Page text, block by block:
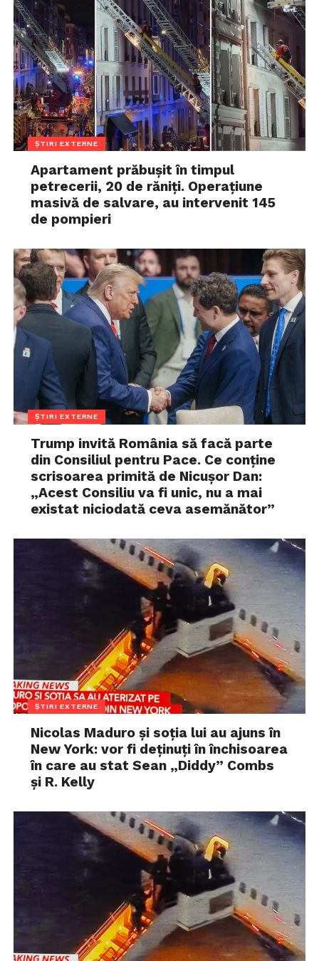
ȘTIRI EXTERNE
Apartament prăbușit în timpul
petrecerii, 20 de răniți. Operațiune
masivă de salvare, au intervenit 145
de pompieri
ȘTIRI EXTERNE
Trump invită România să facă parte
din Consiliul pentru Pace. Ce conține
scrisoarea primită de Nicușor Dan:
„Acest Consiliu va fi unic, nu a mai
existat niciodată ceva asemănător”
ȘTIRI EXTERNE
Nicolas Maduro și soția lui au ajuns în
New York: vor fi deținuți în închisoarea
în care au stat Sean „Diddy” Combs
și R. Kelly